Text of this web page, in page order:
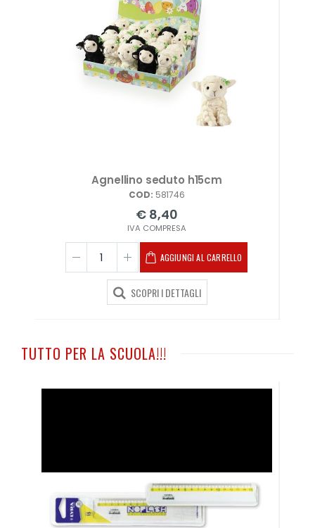
Agnellino seduto h15cm
COD: 581746
€ 8,40
IVA COMPRESA
AGGIUNGI AL CARRELLO
SCOPRI I DETTAGLI
TUTTO PER LA SCUOLA!!!